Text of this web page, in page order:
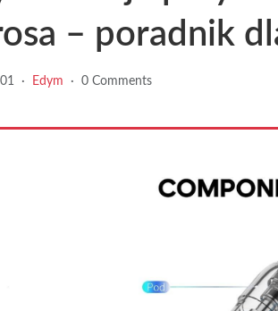
– poradnik
· Edym · 0 Comments